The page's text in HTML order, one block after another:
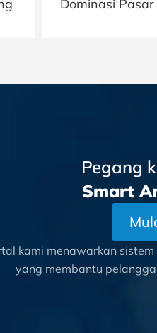
Dominasi
Pegang
Smart
kami menawarkan
yang membantu